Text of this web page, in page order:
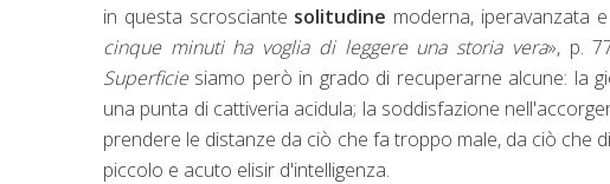
in questa scrosciante solitudine moderna, iperavanzata
cinque minuti ha voglia di leggere una storia vera», p.
Superficiesiamo però in grado di recuperarne alcune: la
una punta di cattiveria acidula; la soddisfazione
prendere le distanze da ciò che fa troppo male, da ciò che
piccolo e acuto elisir d'intelligenza.